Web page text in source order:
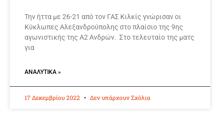
Την ήττα με 26-21 από τον ΓΑΣ Κιλκίς γνώρισαν οι
Κύκλωπες Αλεξανδρούπολης στο πλαίσιο της 9ης
αγωνιστικής της Α2 Ανδρών. Στο τελευταίο της ματς
για
ΑΝΑΛΥΤΙΚΆ »
17 Δεκεμβρίου 2022 Δεν υπάρχουν Σχόλια